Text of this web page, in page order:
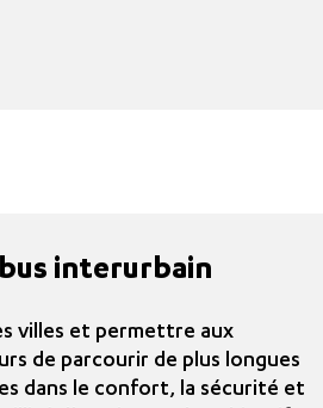
interurbain
villes et permettre aux
de parcourir de plus longues
dans le confort, la sécurité et